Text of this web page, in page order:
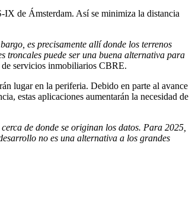
de Ámsterdam. Así se minimiza la distancia
es precisamente allí donde los terrenos
troncales puede ser una buena alternativa para
servicios inmobiliarios CBRE.
lugar en la periferia. Debido en parte al avance
estas aplicaciones aumentarán la necesidad de
de donde se originan los datos. Para 2025,
no es una alternativa a los grandes